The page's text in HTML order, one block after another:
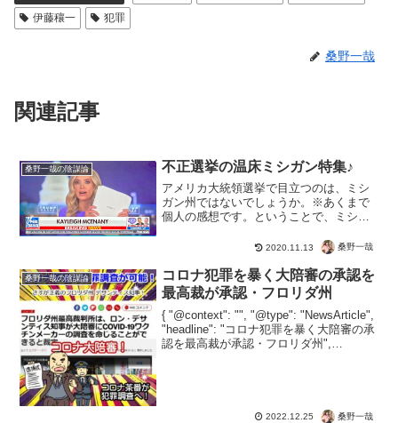
伊藤穰一
犯罪
桑野一哉
関連記事
桑野一哉の陰謀論 不正選挙の温床ミシガン特集♪
アメリカ大統領選挙で目立つのは、ミシ
ガン州ではないでしょうか。※あくまで
個人の感想です。ということで、ミシガ
月11日】現在の状況日本のニュースとは
【11月11日】現在...
2020.11.13 桑野一哉
桑野一哉の陰謀論
コロナ犯罪を暴く大陪審の承認を
最高裁が承認・フロリダ州
{ "@context": "", "@type": "NewsArticle",
"headline": "コロナ犯罪を暴く大陪審の承
認を最高裁が承認・フロリダ州",
2022.12.25 桑野一哉